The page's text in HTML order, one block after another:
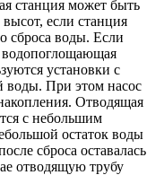
станция может быть
если станция
сброса воды. Если
установки с
воды. При этом насос
Отводящая
с небольшим
остаток воды
сброса оставалась
отводящую трубу